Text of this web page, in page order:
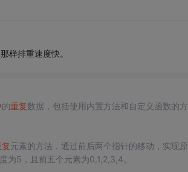
样排重速度快。
的重复数据，包括使用内置方法和自定义函数的
元素的方法，通过前后两个指针的移动，实现
为5，且前五个元素为0,1,2,3,4。